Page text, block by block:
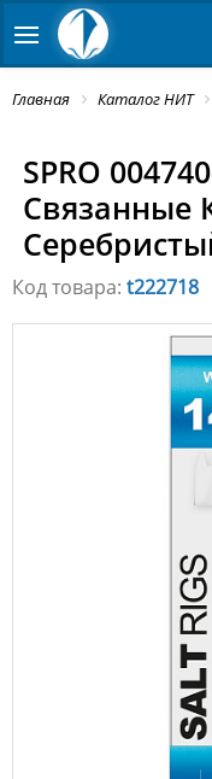
Главная Каталог НИТ
SPRO
Связанные
Код товара: t222718